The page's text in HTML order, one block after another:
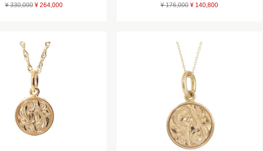
¥ 330,000 ¥ 264,000 ¥ 176,000 ¥ 140,800